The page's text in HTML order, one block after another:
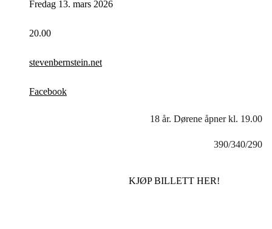
Fredag 13. mars 2026
20.00
stevenbernstein.net
Facebook
18 år. Dørene åpner kl. 19.00
390/340/290
KJØP BILLETT HER!